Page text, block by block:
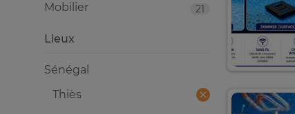
21
Mobilier
Lieux
Sénégal
Thiès